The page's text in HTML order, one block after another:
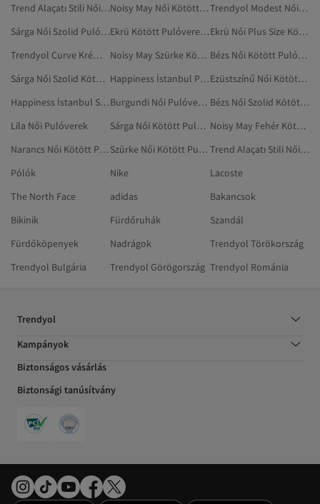
Trend Alaçatı Stili Női Kötött Pulóverek
Noisy May Női Kötött Pulóverek
Trendyol Modest Női Pulóverek
Sárga Női Szolid Pulóverek
Ekrü Kötött Pulóverek És Kardigánok
Ekrü Női Plus Size Kötött Pulóverek
Trendyol Curve Krém Kötött Pulóverek És Kardigánok
Noisy May Szürke Kötött Pulóverek
Bézs Női Kötött Pulóverek
Sárga Női Szolid Kötött Pulóverek
Happiness İstanbul Pulóverek
Ezüstszínű Női Kötött Pulóverek
Happiness İstanbul Szürke Pulóverek
Burgundi Női Pulóverek
Bézs Női Szolid Kötött Pulóverek
Lila Női Pulóverek
Sárga Női Kötött Pulóverek
Noisy May Fehér Kötött Pulóverek
Narancs Női Kötött Pulóverek
Szürke Női Kötött Pulóverek És Kardigánok
Trend Alaçatı Stili Női Kötött Pulóverek És Kardigánok
Pólók
Nike
Lacoste
The North Face
adidas
Bakancsok
Bikinik
Fürdőruhák
Szandál
Fürdőköpenyek
Nadrágok
Trendyol Törökország
Trendyol Bulgária
Trendyol Görögország Trendyol Románia
Trendyol
Kampányok
Biztonságos vásárlás
Biztonsági tanúsítvány